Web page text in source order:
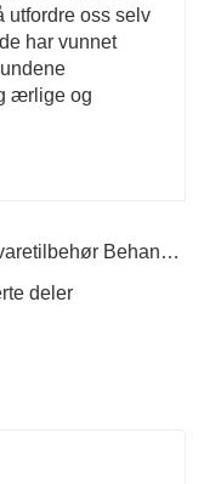
utfordre oss selv
har vunnet
ærlige og
Tidligere : CNC digitale deler Maskinvaretilbehør Behandling
deler